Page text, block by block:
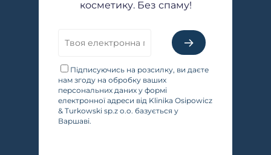
косметику. Без спаму!
Підписуючись на розсилку, ви даєте
нам згоду на обробку ваших
персональних даних у формі
електронної адреси від Klinika Osipowicz
& Turkowski sp.z o.o. базується у
Варшаві.